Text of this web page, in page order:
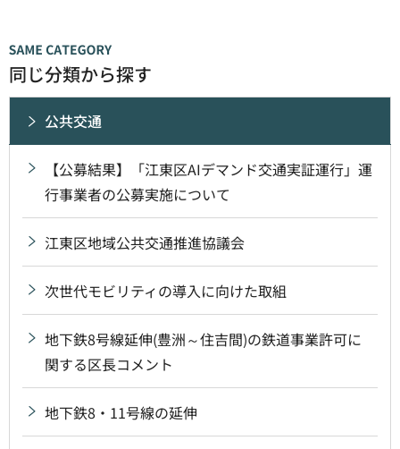
同じ分類から探す
公共交通
【公募結果】「江東区AIデマンド交通実証運行」運
行事業者の公募実施について
江東区地域公共交通推進協議会
次世代モビリティの導入に向けた取組
地下鉄8号線延伸(豊洲～住吉間)の鉄道事業許可に
関する区長コメント
地下鉄8・11号線の延伸